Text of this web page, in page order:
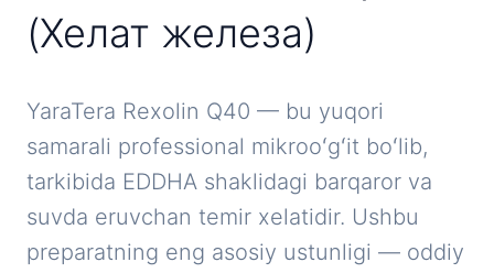
(Хелат железа)
YaraTera Rexolin Q40 — bu yuqori
samarali professional mikrooʻgʻit boʻlib,
tarkibida EDDHA shaklidagi barqaror va
suvda eruvchan temir xelatidir. Ushbu
preparatning eng asosiy ustunligi — oddiy